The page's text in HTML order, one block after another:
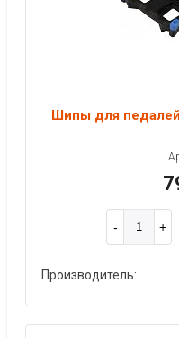
Шипы для
Производитель: